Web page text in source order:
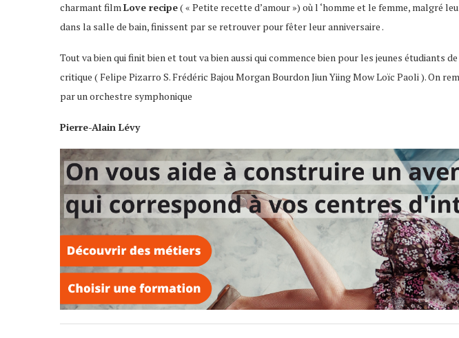
charmant filmLove recipe( « Petite recette d’amour ») où l ‘homme et le femme, malgré
dans la salle de bain, finissent par se retrouver pour fêter leur anniversaire .
Tout va bien qui finit bien et tout va bien aussi qui commence bien pour les jeunes étudiants de
critique ( Felipe Pizarro S. Frédéric Bajou Morgan Bourdon Jiun Yiing Mow Loïc Paoli ). On
par un orchestre symphonique
Pierre-Alain Lévy